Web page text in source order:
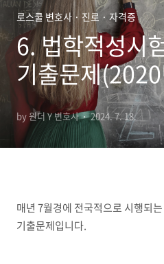
로스쿨 변호사 · 진로 · 자격증
6. 법학적성시
기출문제
도, 2022년도,
2024년도)
by 원더 Y 변호사 2024. 7. 18.
매년 7월경에 전국적으로 시행되
기출문제입니다.